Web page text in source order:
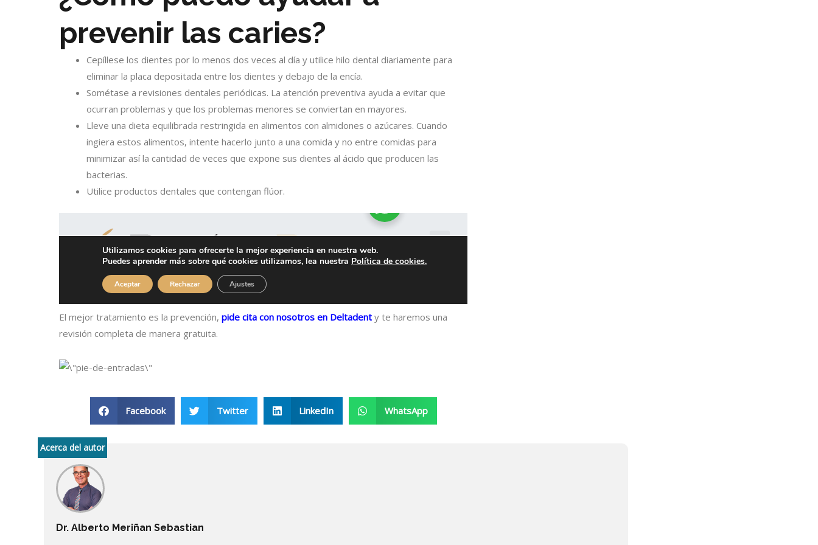
prevenir las caries?
Cepíllese los dientes por lo menos dos veces al día y utilice hilo dental diariamente para
eliminar la placa depositada entre los dientes y debajo de la encía.
Sométase a revisiones dentales periódicas. La atención preventiva ayuda a evitar que
ocurran problemas y que los problemas menores se conviertan en mayores.
Lleve una dieta equilibrada restringida en alimentos con almidones o azúcares. Cuando
ingiera estos alimentos, intente hacerlo junto a una comida y no entre comidas para
minimizar así la cantidad de veces que expone sus dientes al ácido que producen las
bacterias.
Utilice productos dentales que contengan flúor.
El mejor tratamiento es la prevención, pide cita con nosotros en Deltadent y te haremos una
revisión completa de manera gratuita.
Facebook Twitter LinkedIn WhatsApp
Acerca del autor
Dr. Alberto Meriñan Sebastian